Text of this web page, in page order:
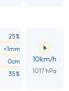
25%
<1mm
0cm
35%
10km/h
1017 hPa